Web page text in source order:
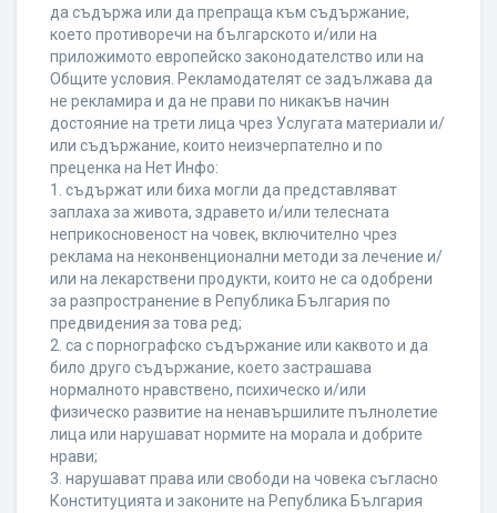
да съдържа или да препраща към съдържание,
което противоречи на българското и/или на
приложимото европейско законодателство или на
Общите условия. Рекламодателят се задължава да
не рекламира и да не прави по никакъв начин
достояние на трети лица чрез Услугата материали и/
или съдържание, които неизчерпателно и по
преценка на Нет Инфо:
1. съдържат или биха могли да представляват
заплаха за живота, здравето и/или телесната
неприкосновеност на човек, включително чрез
реклама на неконвенционални методи за лечение и/
или на лекарствени продукти, които не са одобрени
за разпространение в Република България по
предвидения за това ред;
2. са с порнографско съдържание или каквото и да
било друго съдържание, което застрашава
нормалното нравствено, психическо и/или
физическо развитие на ненавършилите пълнолетие
лица или нарушават нормите на морала и добрите
нрави;
3. нарушават права или свободи на човека съгласно
Конституцията и законите на Република България